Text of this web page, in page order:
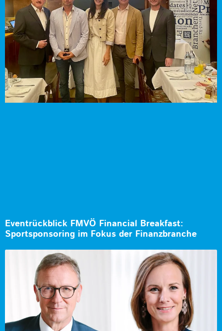
Eventrückblick FMVÖ Financial Breakfast:
Sportsponsoring im Fokus der Finanzbranche